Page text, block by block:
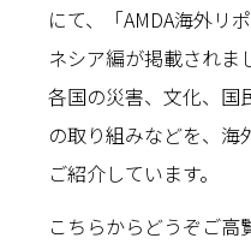
にて、「AMDA海外リ
ネシア編が掲載されま
各国の災害、文化、国
の取り組みなどを、海
ご紹介しています。
こちらからどうぞご高